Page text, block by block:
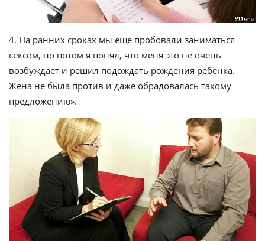
4. На ранних сроках мы еще пробовали заниматься
сексом, но потом я понял, что меня это не очень
возбуждает и решил подождать рождения ребенка.
Жена не была против и даже обрадовалась такому
предложению».